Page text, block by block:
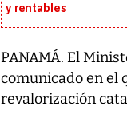
y rentables
PANAMÁ. El
comunicado en el
revalorización